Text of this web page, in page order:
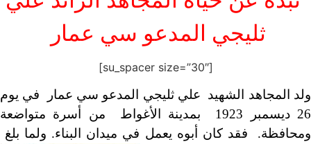
ثليجي المدعو سي عمار
[su_spacer size=”30″]
ولد المجاهد الشهيد علي ثليجي المدعو سي عمار في يوم
26 ديسمبر 1923 بمدينة الأغواط من أسرة متواضعة
ومحافظة. فقد كان أبوه يعمل في ميدان البناء. ولما بلغ